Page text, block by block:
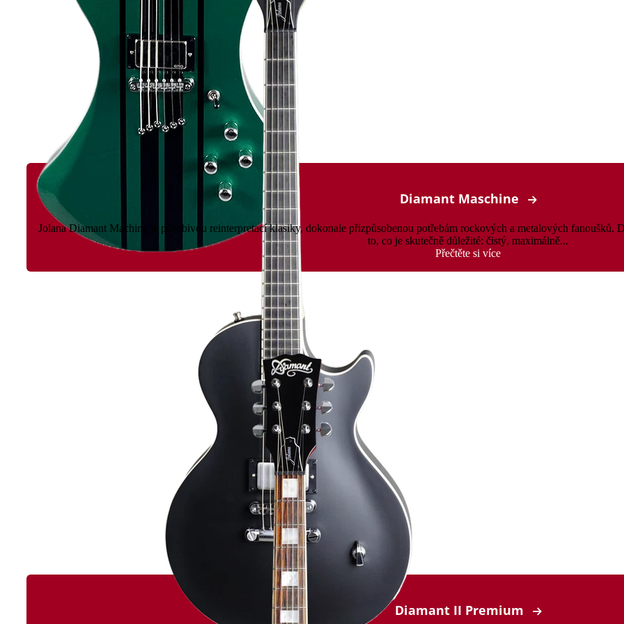
Diamant Maschine
Jolana Diamant Machine je působivou reinterpretací klasiky, dokonale přizpůsobenou potřebám rockových a metalových fanoušků.
to, co je skutečně důležité: čistý, maximálně...
Přečtěte si více
Diamant II Premium